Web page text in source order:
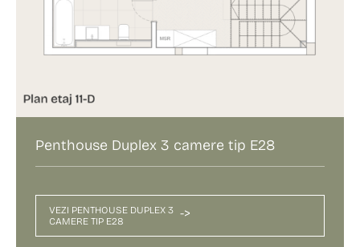
Penthouse Duplex 3 camere tip E28
VEZI PENTHOUSE DUPLEX 3
CAMERE TIP E28
->